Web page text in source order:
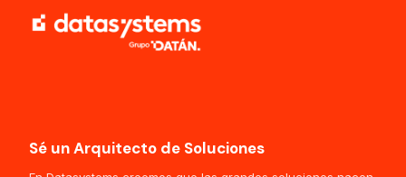
Sé un Arquitecto de Soluciones